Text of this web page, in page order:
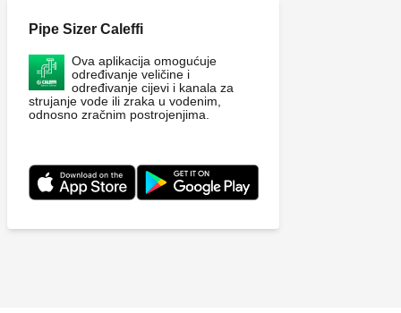
Pipe Sizer Caleffi
Ova aplikacija omogućuje
određivanje veličine i
određivanje cijevi i kanala za
strujanje vode ili zraka u vodenim,
odnosno zračnim postrojenjima.